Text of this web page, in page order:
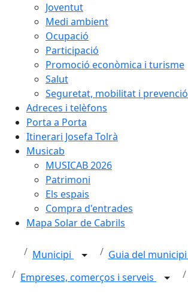
Joventut
Medi ambient
Ocupació
Participació
Promoció econòmica i turisme
Salut
Seguretat, mobilitat i prevenció
Adreces i telèfons
Porta a Porta
Itinerari Josefa Tolrà
Musicab
MUSICAB 2026
Patrimoni
Els espais
Compra d'entrades
Mapa Solar de Cabrils
Municipi
Guia del municipi
Empreses, comerços i serveis